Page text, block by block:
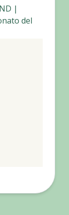
ND |
del